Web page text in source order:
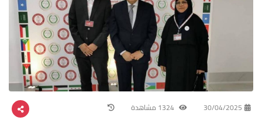
30/04/2025